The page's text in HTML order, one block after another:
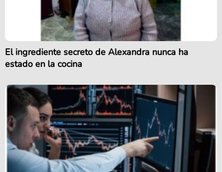
El ingrediente secreto de Alexandra nunca ha
estado en la cocina